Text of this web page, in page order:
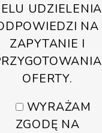
UDZIELENIA
NA
ZAPYTANIE I
OFERTY.
WYRAŻAM
ZGODĘ NA